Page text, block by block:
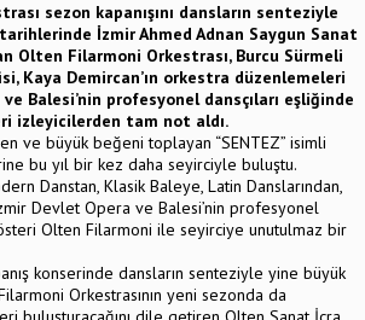
sezon kapanışını dansların senteziyle
İzmir Ahmed Adnan Saygun Sanat
Olten Filarmoni Orkestrası, Burcu Sürmeli
Kaya Demircan’ın orkestra düzenlemeleri
Balesi’nin profesyonel dansçıları eşliğinde
izleyicilerden tam not aldı.
ve büyük beğeni toplayan “SENTEZ” isimli
bu yıl bir kez daha seyirciyle buluştu.
Danstan, Klasik Baleye, Latin Danslarından,
Devlet Opera ve Balesi’nin profesyonel
Olten Filarmoni ile seyirciye unutulmaz bir
konserinde dansların senteziyle yine büyük
Orkestrasının yeni sezonda da